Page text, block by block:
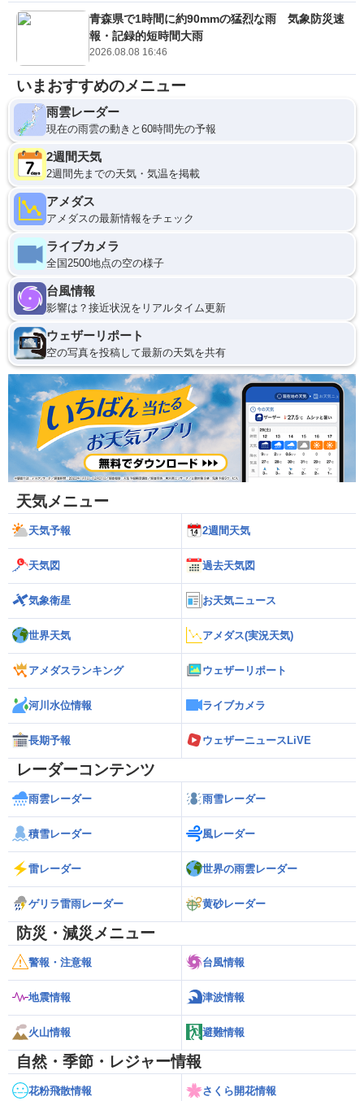
青森県で1時間に約90mmの猛烈な雨 気象防災速
報・記録的短時間大雨
2026.08.08 16:46
いまおすすめのメニュー
雨雲レーダー
現在の雨雲の動きと60時間先の予報
2週間天気
2週間先までの天気・気温を掲載
アメダス
アメダスの最新情報をチェック
ライブカメラ
全国2500地点の空の様子
台風情報
影響は？接近状況をリアルタイム更新
ウェザーリポート
空の写真を投稿して最新の天気を共有
天気メニュー
天気予報 2週間天気
天気図 過去天気図
気象衛星 お天気ニュース
世界天気 アメダス(実況天気)
アメダスランキング ウェザーリポート
河川水位情報 ライブカメラ
長期予報 ウェザーニュースLiVE
レーダーコンテンツ
雨雲レーダー 雨雪レーダー
積雪レーダー 風レーダー
雷レーダー 世界の雨雲レーダー
ゲリラ雷雨レーダー 黄砂レーダー
防災・減災メニュー
警報・注意報 台風情報
地震情報 津波情報
火山情報 避難情報
自然・季節・レジャー情報
花粉飛散情報 さくら開花情報